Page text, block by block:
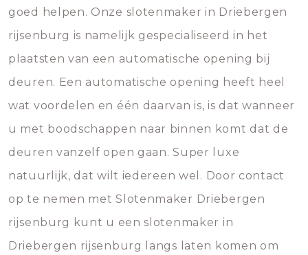
goed helpen. Onze slotenmaker in Driebergen
rijsenburg is namelijk gespecialiseerd in het
plaatsten van een automatische opening bij
deuren. Een automatische opening heeft heel
wat voordelen en één daarvan is, is dat wanneer
u met boodschappen naar binnen komt dat de
deuren vanzelf open gaan. Super luxe
natuurlijk, dat wilt iedereen wel. Door contact
op te nemen met Slotenmaker Driebergen
rijsenburg kunt u een slotenmaker in
Driebergen rijsenburg langs laten komen om